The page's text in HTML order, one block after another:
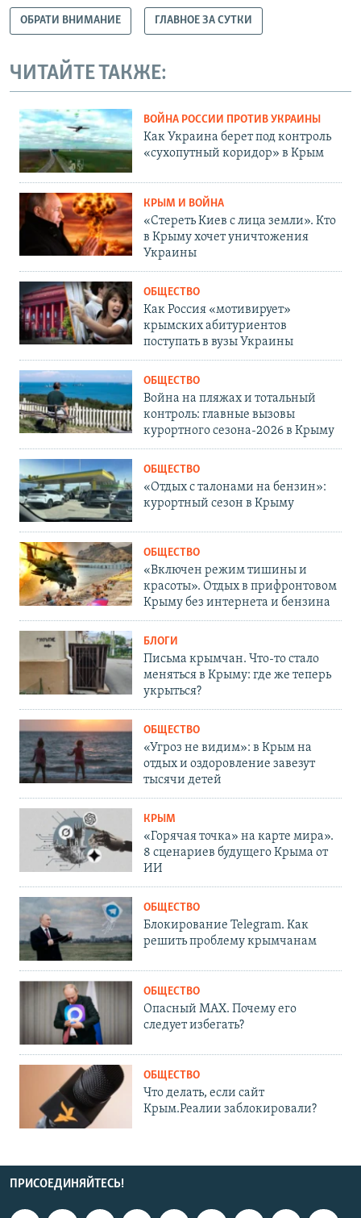
ОБРАТИ ВНИМАНИЕ ГЛАВНОЕ ЗА СУТКИ
ЧИТАЙТЕ ТАКЖЕ:
ВОЙНА РОССИИ ПРОТИВ УКРАИНЫ
Как Украина берет под контроль
«сухопутный коридор» в Крым
КРЫМ И ВОЙНА
«Стереть Киев с лица земли». Кто
в Крыму хочет уничтожения
Украины
ОБЩЕСТВО
Как Россия «мотивирует»
крымских абитуриентов
поступать в вузы Украины
ОБЩЕСТВО
Война на пляжах и тотальный
контроль: главные вызовы
курортного сезона-2026 в Крыму
ОБЩЕСТВО
«Отдых с талонами на бензин»:
курортный сезон в Крыму
ОБЩЕСТВО
«Включен режим тишины и
красоты». Отдых в прифронтовом
Крыму без интернета и бензина
БЛОГИ
Письма крымчан. Что-то стало
меняться в Крыму: где же теперь
укрыться?
ОБЩЕСТВО
«Угроз не видим»: в Крым на
отдых и оздоровление завезут
тысячи детей
КРЫМ
«Горячая точка» на карте мира».
8 сценариев будущего Крыма от
ИИ
ОБЩЕСТВО
Блокирование Telegram. Как
решить проблему крымчанам
ОБЩЕСТВО
Опасный MAX. Почему его
следует избегать?
ОБЩЕСТВО
Что делать, если сайт
Крым.Реалии заблокировали?
ПРИСОЕДИНЯЙТЕСЬ!